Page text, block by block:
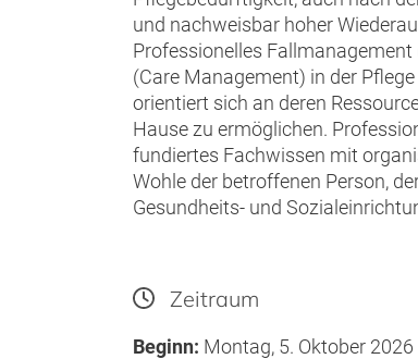
und nachweisbar hoher
Professionelles
(Care Management) in der
orientiert sich an deren
Hause zu ermöglichen.
fundiertes Fachwissen mit
Wohle der betroffenen Person,
Gesundheits- und
Zeitraum
Beginn: Montag, 5. Oktober 2026